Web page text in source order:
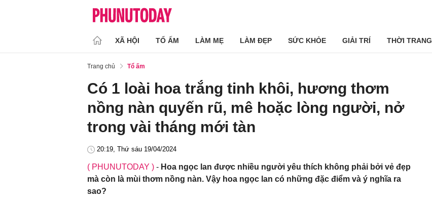
XÃ HỘI TỔ ẤM LÀM MẸ LÀM ĐẸP SỨC KHỎE GIẢI TRÍ THỜI TRANG
Trang chủ Tổ ấm
Có 1 loài hoa trắng tinh khôi, hương thơm
nồng nàn quyến rũ, mê hoặc lòng người, nở
trong vài tháng mới tàn
20:19, Thứ sáu 19/04/2024
( PHUNUTODAY ) - Hoa ngọc lan được nhiều người yêu thích không phải bởi vẻ đẹp
mà còn là mùi thơm nồng nàn. Vậy hoa ngọc lan có những đặc điểm và ý nghĩa ra
sao?